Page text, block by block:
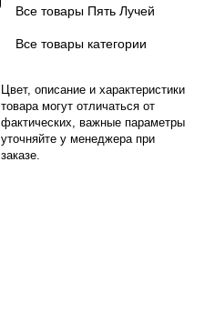
Все товары Пять Лучей
Все товары категории
Цвет, описание и характеристики
товара могут отличаться от
фактических, важные параметры
уточняйте у менеджера при
заказе.